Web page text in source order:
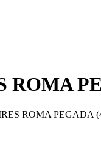
ROMA
ROMA PEGADA